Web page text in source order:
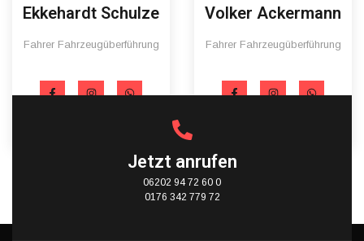
Ekkehardt Schulze
Fahrer Fahrzeugüberführung
Volker Ackermann
Fahrer Fahrzeugüberführung
Jetzt anrufen
06202 94 72 60 0
0176 342 779 72